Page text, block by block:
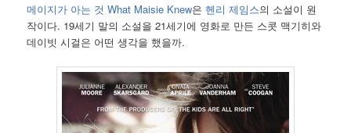
메이지가 아는 것 What Maisie Knew은 헨리 제임스의 소설이 원
작이다. 19세기 말의 소설을 21세기에 영화로 만든 스콧 맥기히와
데이빗 시걸은 어떤 생각을 했을까.